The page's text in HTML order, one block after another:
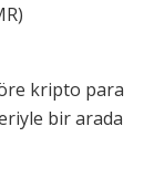
kripto para
bir arada